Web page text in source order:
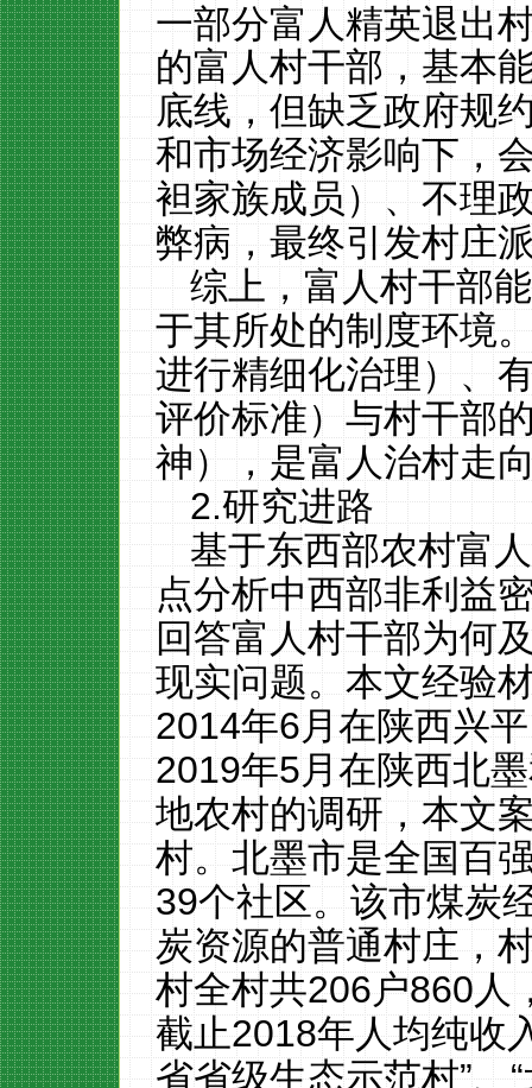
一部分富人精英退出
的富人村干部，基本
底线，但缺乏政府规
和市场经济影响下，
袒家族成员）、不理
弊病，最终引发村庄
综上，富人村干部
于其所处的制度环境
进行精细化治理）、
评价标准）与村干部
神），是富人治村走
2.研究进路
基于东西部农村富
点分析中西部非利益
回答富人村干部为何
现实问题。本文经验
2014年6月在陕西兴
2019年5月在陕西北墨
地农村的调研，本文
村。北墨市是全国百
39个社区。该市煤炭
炭资源的普通村庄，
村全村共206户860人
截止2018年人均纯收
省省级生态示范村”、